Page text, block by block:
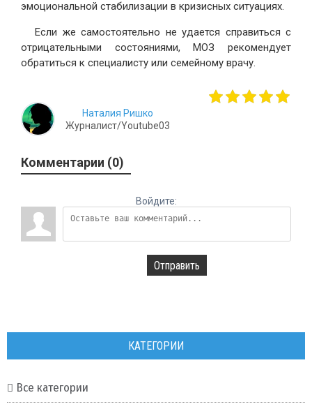
эмоциональной стабилизации в кризисных ситуациях.
Если же самостоятельно не удается справиться с
отрицательными состояниями, МОЗ рекомендует
обратиться к специалисту или семейному врачу.
Наталия Ришко
Журналист/Youtube03
Комментарии (0)
Войдите:
Отправить
КАТЕГОРИИ
Все категории